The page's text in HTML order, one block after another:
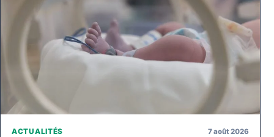
ACTUALITÉS 7 août 2026